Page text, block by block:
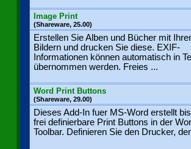
Image Print
(Shareware, 25.00)
Erstellen Sie Alben und Bücher mit
Bildern und drucken Sie diese. EXIF-
Informationen können automatisch in
übernommen werden. Freies ...
Word Print Buttons
(Shareware, 29.00)
Dieses Add-In fuer MS-Word erstellt
frei definierbare Print Buttons in der
Toolbar. Definieren Sie den Drucker,